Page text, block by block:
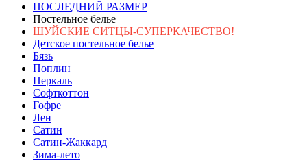
ПОСЛЕДНИЙ РАЗМЕР
Постельное белье
ШУЙСКИЕ СИТЦЫ-СУПЕРКАЧЕСТВО!
Детское постельное белье
Бязь
Поплин
Перкаль
Софткоттон
Гофре
Лен
Сатин
Сатин-Жаккард
Зима-лето